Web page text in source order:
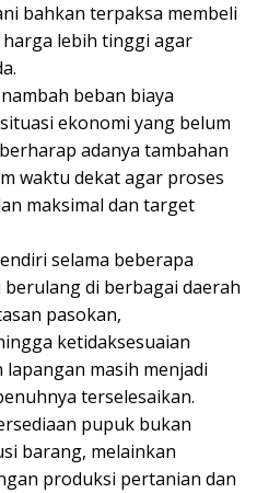
bahkan terpaksa membeli
lebih tinggi agar
beban biaya
ekonomi yang belum
adanya tambahan
waktu dekat agar proses
maksimal dan target
selama beberapa
di berbagai daerah
pasokan,
ketidaksesuaian
masih menjadi
terselesaikan.
pupuk bukan
barang, melainkan
produksi pertanian dan